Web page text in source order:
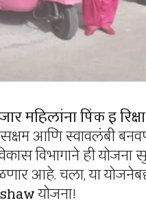
महिलांना पिंक इ
सक्षम आणि स्वावलंबी
विभागाने ही
आहे. चला, या
योजना!